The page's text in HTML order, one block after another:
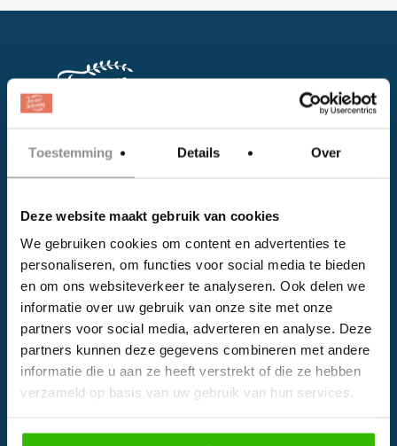
Toestemming Details Over
Deze website maakt gebruik van cookies
We gebruiken cookies om content en advertenties te
personaliseren, om functies voor social media te bieden
en om ons websiteverkeer te analyseren. Ook delen we
informatie over uw gebruik van onze site met onze
partners voor social media, adverteren en analyse. Deze
partners kunnen deze gegevens combineren met andere
informatie die u aan ze heeft verstrekt of die ze hebben
verzameld op basis van uw gebruik van hun services.
Facebook
EVENTS
Kalender
Bedrijven
Impressie
Weddingplanner